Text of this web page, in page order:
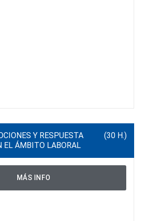
Y RESPUESTA
EL ÁMBITO LABORAL
(30 H.)
MÁS INFO